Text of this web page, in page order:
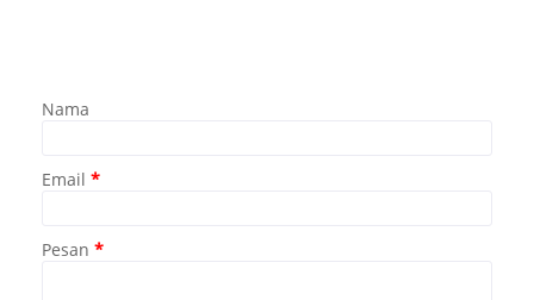
Nama
Email *
Pesan *